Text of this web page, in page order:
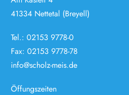
41334 Nettetal (Breyell)
Tel.:02153 9778-0
Fax: 02153 9778-78
info@scholz-meis.de
Öffungszeiten